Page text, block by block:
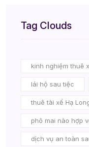
Tag Clouds
kinh nghiệm thuê
lái hộ sau tiệc
thuê tài xế Hạ
phô mai nào hợp
dịch vụ an toàn